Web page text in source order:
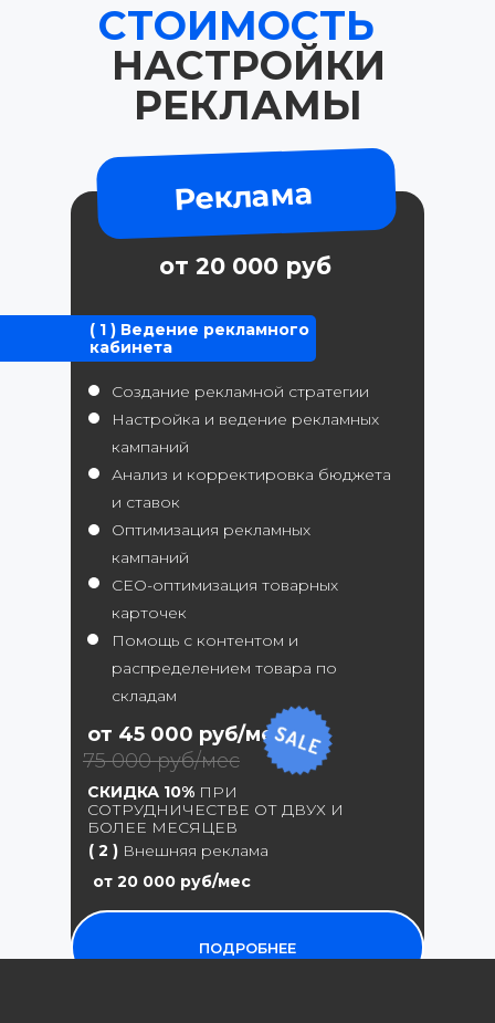
СТОИМОСТЬ
НАСТРОЙКИ
РЕКЛАМЫ
от 20 000 руб
( 1 ) Ведение рекламного
кабинета
Создание рекламной стратегии
Настройка и ведение рекламных
кампаний
Анализ и корректировка бюджета
и ставок
Оптимизация рекламных
кампаний
СЕО-оптимизация товарных
карточек
Помощь с контентом и
распределением товара по
складам
от 45 000 руб/мес
Реклама
СКИДКА 10% ПРИ
СОТРУДНИЧЕСТВЕ ОТ ДВУХ И
БОЛЕЕ МЕСЯЦЕВ
( 2 ) Внешняя реклама
от 20 000 руб/мес
ПОДРОБНЕЕ
75 000 руб/мес